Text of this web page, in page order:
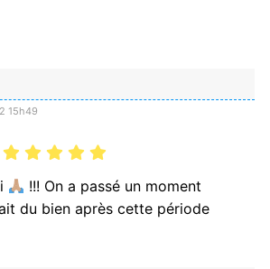
15h49
!!! On a passé un moment
du bien après cette période